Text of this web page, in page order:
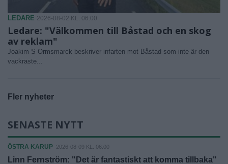
LEDARE 2026-08-02 KL. 06:00
Ledare: "Välkommen till Båstad och en skog
av reklam"
Joakim S Ormsmarck beskriver infarten mot Båstad som inte är den
vackraste...
Fler nyheter
SENASTE NYTT
ÖSTRA KARUP 2026-08-09 KL. 06:00
Linn Fernström: "Det är fantastiskt att komma tillbaka"